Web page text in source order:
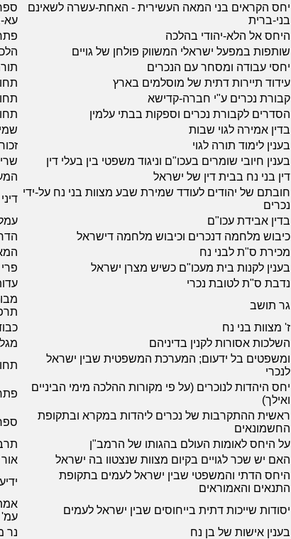
יחס הקראים בני המאה העשירית - האחת-עשרה לשאינם
בני-ברית
היחס אל הלא-יהודי בהלכה
שותפות במפעל ישראלי המשווק פולחן של גויים
יחסי עבודה ומסחר עם הנכרים
עידוד תיירות דתית של מוסלמים בארץ
קבורת נכרים ע"י חברה-קדישא
הסדרים לקבורת נכרים וספקות בבתי עלמין
בדין אמירה לגוי שבות
בענין לימוד תורה לגוי
בענין חיובי שומרים בעכו"ם וניגוד משפטי בין בעלי דין
דין בני נח בבית דין של ישראל
חובתם של יהודים לעודד שמירת שבע מצוות בני נח על-ידי
נכרים
בדין אבידת עכו"ם
כיבוש מלחמה דנכרים וכיבוש מלחמה דישראל
מכירת ס"ת לבני נח
בענין לקנות בית מעכו"ם כשיש מצרן ישראל
נדבת ס"ת לטובת נכרי
גר תושב
ז' מצוות בני נח
השלכות אסורות לקנין בדיניהם
מגל
ומשפטים בל ידעום; המערכת המשפטית שבין ישראל
לנכרי
יחס היהדות לנוכרים (על פי מקורות ההלכה מימי הביניים
ואילך)
ראשית ההתקרבות של נכרים ליהדות במקרא ובתקופת
החשמונאים
ספר
על היחס לאומות העולם בהגותו של הרמב"ן
האם יש שכר לגויים בקיום מצוות שנצטוו בה ישראל
אור
היחס הדתי והמשפטי שבין ישראל לעמים בתקופת
התנאים והאמוראים
יסודות שייכות דתית בייחוסים שבין ישראל לעמים
עמ' 27-32
בענין אישות של בן נח
נר